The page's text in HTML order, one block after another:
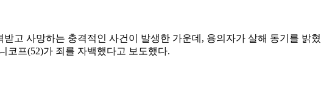
고 사망하는 충격적인 사건이 발생한 가운데, 용의자가 살해 동기를 밝
코프(52)가 죄를 자백했다고 보도했다.